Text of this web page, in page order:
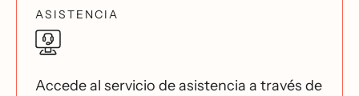
ASISTENCIA
Accede al servicio de asistencia a través de